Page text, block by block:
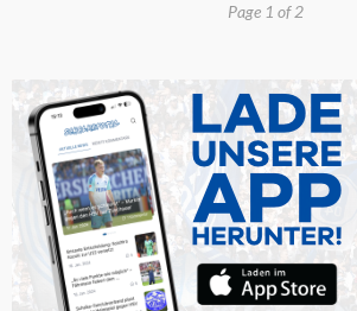
Page 1 of 2